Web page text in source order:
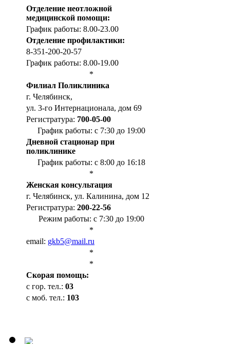
Отделение неотложной
медицинской помощи:
График работы: 8.00-23.00
Отделение профилактики:
8-351-200-20-57
График работы: 8.00-19.00
*
Филиал Поликлиника
г. Челябинск,
ул. 3-го Интернационала, дом 69
Регистратура: 700-05-00
График работы: с 7:30 до 19:00
Дневной стационар при
поликлинике
График работы: с 8:00 до 16:18
*
Женская консультация
г. Челябинск, ул. Калинина, дом 12
Регистратура: 200-22-56
Режим работы: с 7:30 до 19:00
*
email: gkb5@mail.ru
*
*
Cкорая помощь:
с гор. тел.: 03
с моб. тел.: 103